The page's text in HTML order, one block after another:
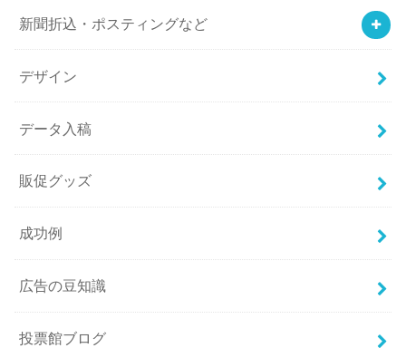
新聞折込・ポスティングなど
デザイン
データ入稿
販促グッズ
成功例
広告の豆知識
投票館ブログ